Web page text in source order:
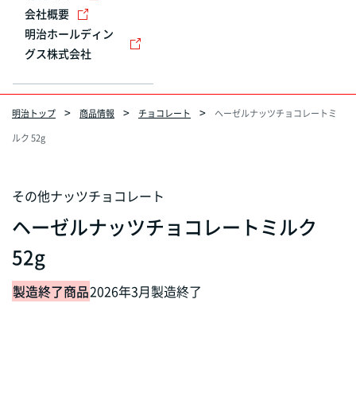
会社概要
明治ホールディン
グス株式会社
明治トップ 商品情報 チョコレート
ヘーゼルナッツチョコレートミ
ルク 52g
その他ナッツチョコレート
ヘーゼルナッツチョコレートミルク
52g
製造終了商品2026年3月製造終了